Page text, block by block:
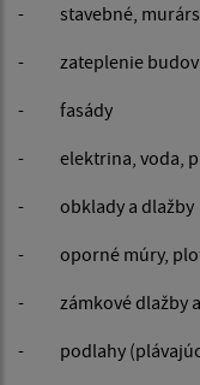
- stavebné,
- zateplenie
- fasády
- elektrina,
- obklady a dlažby
- oporné múry,
- zámkové dlažby a
- podlahy